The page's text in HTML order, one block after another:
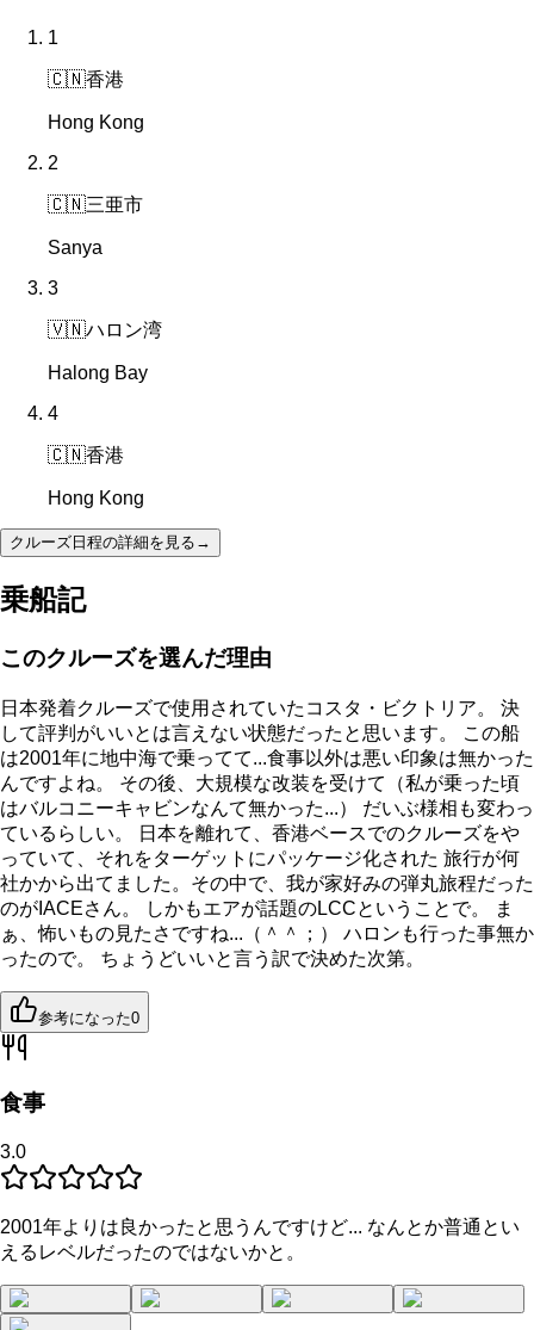
1
🇨🇳香港
Hong Kong
2
🇨🇳三亜市
Sanya
3
🇻🇳ハロン湾
Halong Bay
4
🇨🇳香港
Hong Kong
クルーズ日程の詳細を見る →
乗船記
このクルーズを選んだ理由
日本発着クルーズで使用されていたコスタ・ビクトリア。 決
して評判がいいとは言えない状態だったと思います。 この船
は2001年に地中海で乗ってて...食事以外は悪い印象は無かった
んですよね。 その後、大規模な改装を受けて（私が乗った頃
はバルコニーキャビンなんて無かった...） だいぶ様相も変わっ
ているらしい。 日本を離れて、香港ベースでのクルーズをや
っていて、それをターゲットにパッケージ化された 旅行が何
社かから出てました。その中で、我が家好みの弾丸旅程だった
のがIACEさん。 しかもエアが話題のLCCということで。 ま
ぁ、怖いもの見たさですね...（＾＾；） ハロンも行った事無か
ったので。 ちょうどいいと言う訳で決めた次第。
参考になった0
食事
3.0
2001年よりは良かったと思うんですけど... なんとか普通とい
えるレベルだったのではないかと。